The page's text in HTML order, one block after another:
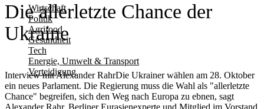
Wirtschaft
Politik
Agrifood
Gesundheit
Tech
Energie, Umwelt & Transport
Verteidigung
Die allerletzte Chance der
Ukraine
Interview mit Alexander RahrDie Ukrainer wählen am 28. Oktober
ein neues Parlament. Die Regierung muss die Wahl als "allerletzte
Chance" begreifen, sich den Weg nach Europa zu ebnen, sagt